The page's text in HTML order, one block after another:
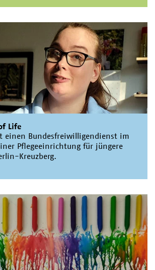
Life
einen Bundesfreiwilligendienst im
Pflegeeinrichtung für jüngere
Kreuzberg.